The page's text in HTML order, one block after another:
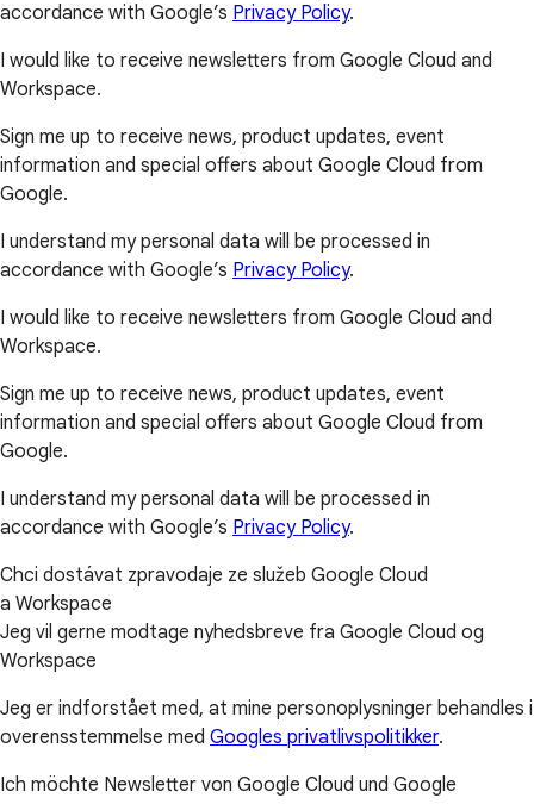
accordance with Google’s Privacy Policy.
I would like to receive newsletters from Google Cloud and
Workspace.
Sign me up to receive news, product updates, event
information and special offers about Google Cloud from
Google.
I understand my personal data will be processed in
accordance with Google’s Privacy Policy.
I would like to receive newsletters from Google Cloud and
Workspace.
Sign me up to receive news, product updates, event
information and special offers about Google Cloud from
Google.
I understand my personal data will be processed in
accordance with Google’s Privacy Policy.
Chci dostávat zpravodaje ze služeb Google Cloud
a Workspace
Jeg vil gerne modtage nyhedsbreve fra Google Cloud og
Workspace
Jeg er indforstået med, at mine personoplysninger behandles i
overensstemmelse med Googles privatlivspolitikker.
Ich möchte Newsletter von Google Cloud und Google